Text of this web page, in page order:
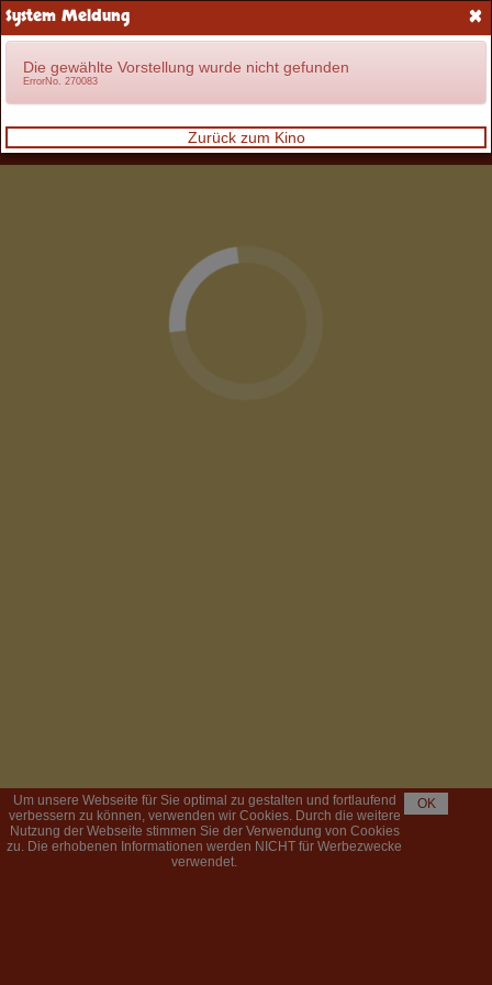
Anmelden
Um unsere Webseite für Sie optimal zu gestalten und fortlaufend
verbessern zu können, verwenden wir Cookies. Durch die weitere
Nutzung der Webseite stimmen Sie der Verwendung von Cookies
zu. Die erhobenen Informationen werden NICHT für Werbezwecke
verwendet.
OK
×
System Meldung
Die gewählte Vorstellung wurde nicht gefunden
ErrorNo. 270083
Zurück zum Kino